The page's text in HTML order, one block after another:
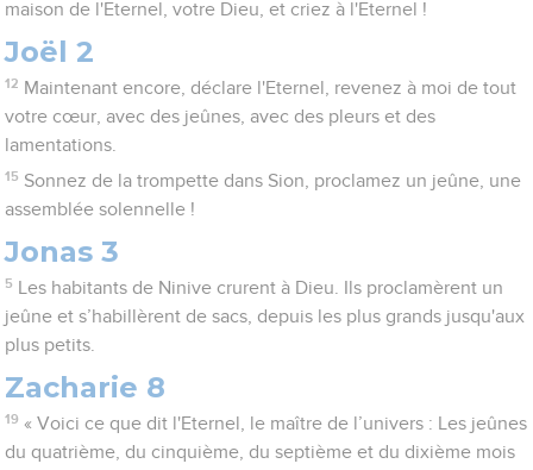
maison de l'Eternel, votre Dieu, et criez à l'Eternel !
Joël 2
12 Maintenant encore, déclare l'Eternel, revenez à moi de tout
votre cœur, avec des jeûnes, avec des pleurs et des
lamentations.
15 Sonnez de la trompette dans Sion, proclamez un jeûne, une
assemblée solennelle !
Jonas 3
5
Les habitants de Ninive crurent à Dieu. Ils proclamèrent un
jeûne et s’habillèrent de sacs, depuis les plus grands jusqu'aux
plus petits.
Zacharie 8
19 « Voici ce que dit l'Eternel, le maître de l’univers : Les jeûnes
du quatrième, du cinquième, du septième et du dixième mois